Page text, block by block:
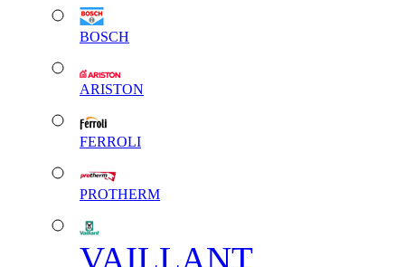
BOSCH
ARISTON
FERROLI
PROTHERM